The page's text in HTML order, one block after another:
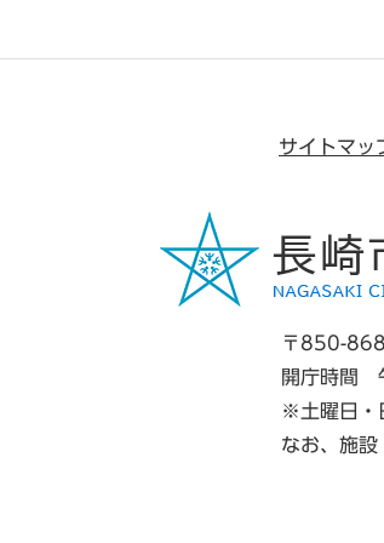
サイトマッ
〒850-
開庁時間
※土曜日・
なお、施設